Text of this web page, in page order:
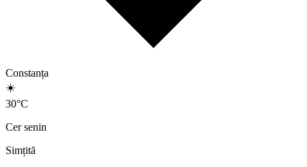
Constanța
☀️
30°C
Cer senin
Simțită